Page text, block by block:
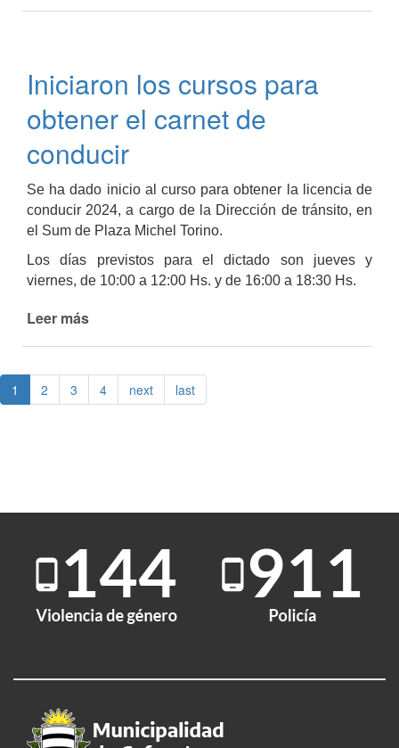
otorga
turnos
para
trámite
de
carnet
de
conducir
Iniciaron los cursos para
obtener el carnet de
conducir
Se ha dado inicio al curso para obtener la licencia de
conducir 2024, a cargo de la Dirección de tránsito, en
el Sum de Plaza Michel Torino.
Los días previstos para el dictado son jueves y
viernes, de 10:00 a 12:00 Hs. y de 16:00 a 18:30 Hs.
Leer más
cursos
para
1 2 3 4 next last